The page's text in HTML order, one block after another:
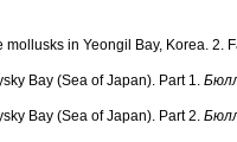
mollusks in Yeongil Bay, Korea. 2.
Bay (Sea of Japan). Part 1.
Bay (Sea of Japan). Part 2.